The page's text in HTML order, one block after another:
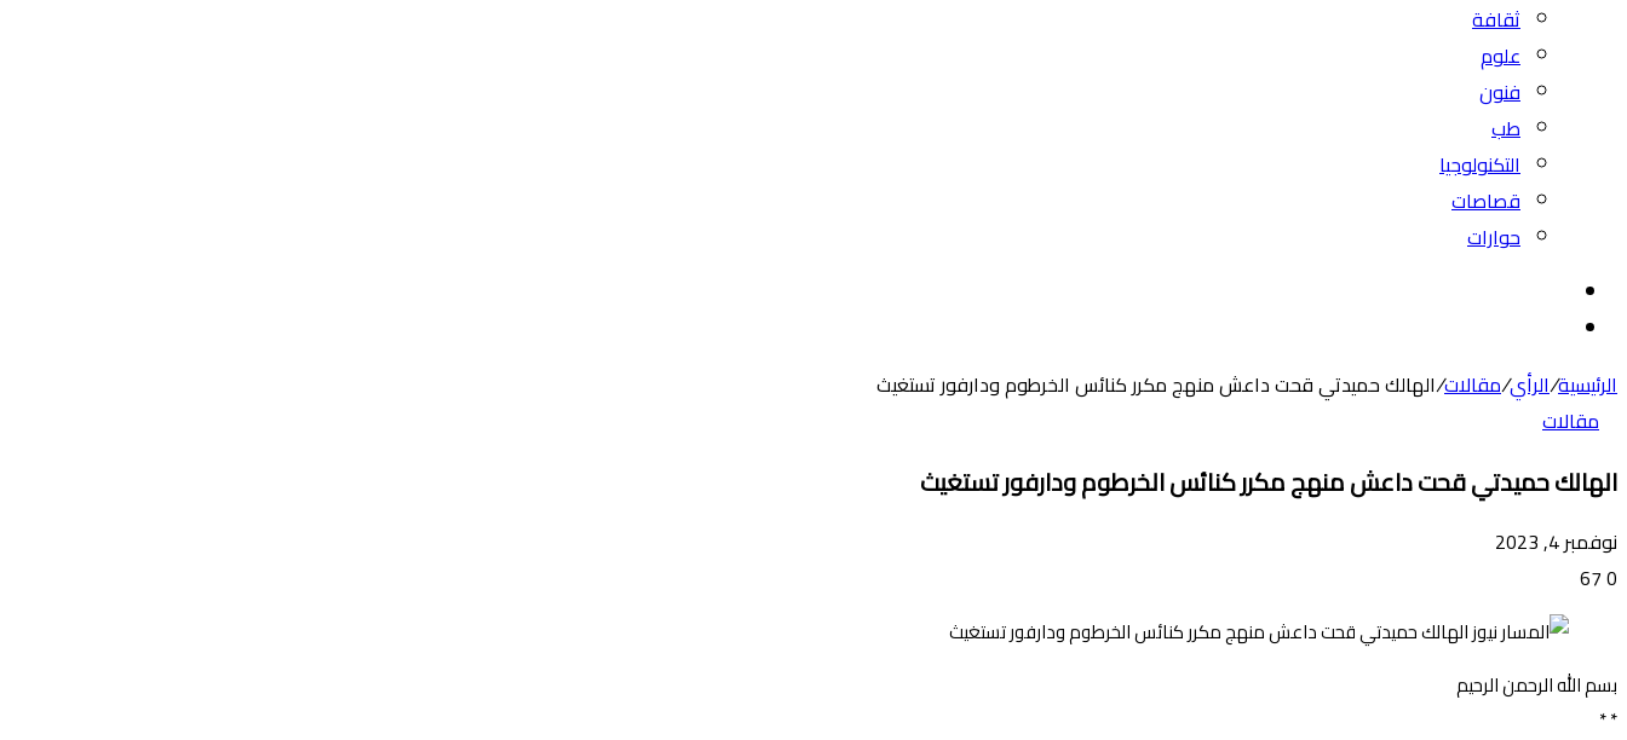
ثقافة
علوم
فنون
طب
التكنولوجيا
قصاصات
حوارات
المظلم
الرئيسية/الرأي/مقالات/الهالك حميدتي قحت داعش منهج مكرر كنائس الخرطوم ودارفور تستغيث
مقالات
الهالك حميدتي قحت داعش منهج مكرر كنائس الخرطوم ودارفور تستغيث
نوفمبر 4, 2023
0
بسم الله الرحمن الرحيم
* *